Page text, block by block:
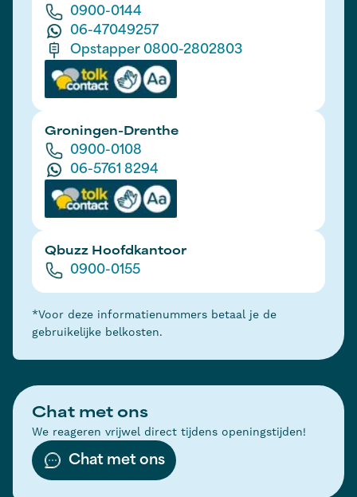
0900-0144
06-47049257
Opstapper 0800-2802803
Groningen-Drenthe
0900-0108
06-5761 8294
Qbuzz Hoofdkantoor
0900-0155
*Voor deze informatienummers betaal je de
gebruikelijke belkosten.
Chat met ons
We reageren vrijwel direct tijdens openingstijden!
Chat met ons